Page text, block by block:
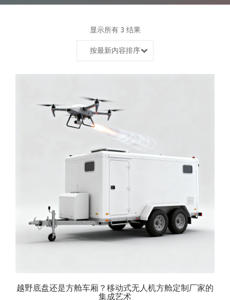
显示所有 3 结果
按最新内容排序
越野底盘还是方舱车厢？移动式无人机方舱定制厂家的
集成艺术